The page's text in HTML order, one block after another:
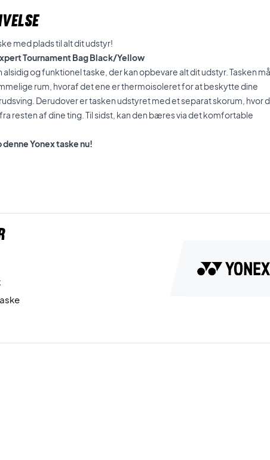
med plads til alt dit udstyr!
Tournament Bag Black/Yellow
alsidig og funktionel taske, der kan opbevare alt dit udstyr. Tasken
rum, hvoraf det ene er thermoisoleret for at beskytte dine
Derudover er tasken udstyret med et separat skorum, hvor
resten af dine ting. Til sidst, kan den bæres via det komfortable
Yonex taske nu!